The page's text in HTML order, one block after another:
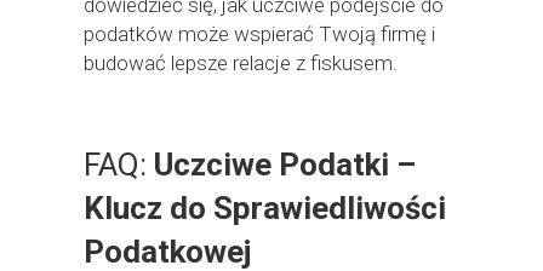
dowiedzieć się, jak uczciwe podejście do
podatków może wspierać Twoją firmę i
budować lepsze relacje z fiskusem.
FAQ: Uczciwe Podatki –
Klucz do Sprawiedliwości
Podatkowej